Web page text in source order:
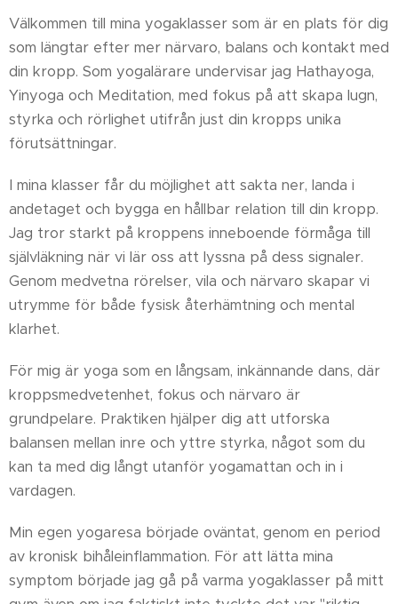
Välkommen till mina yogaklasser som är en plats för dig
som längtar efter mer närvaro, balans och kontakt med
din kropp. Som yogalärare undervisar jag Hathayoga,
Yinyoga och Meditation, med fokus på att skapa lugn,
styrka och rörlighet utifrån just din kropps unika
förutsättningar.
I mina klasser får du möjlighet att sakta ner, landa i
andetaget och bygga en hållbar relation till din kropp.
Jag tror starkt på kroppens inneboende förmåga till
självläkning när vi lär oss att lyssna på dess signaler.
Genom medvetna rörelser, vila och närvaro skapar vi
utrymme för både fysisk återhämtning och mental
klarhet.
För mig är yoga som en långsam, inkännande dans, där
kroppsmedvetenhet, fokus och närvaro är
grundpelare. Praktiken hjälper dig att utforska
balansen mellan inre och yttre styrka, något som du
kan ta med dig långt utanför yogamattan och in i
vardagen.
Min egen yogaresa började oväntat, genom en period
av kronisk bihåleinflammation. För att lätta mina
symptom började jag gå på varma yogaklasser på mitt